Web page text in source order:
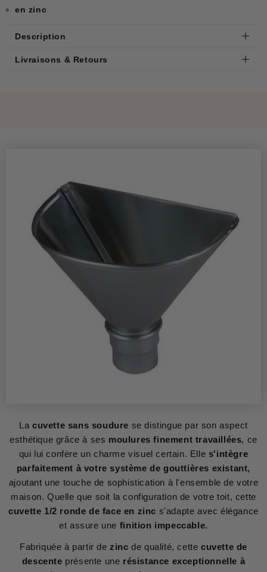
en zinc
Description
Livraisons & Retours
La cuvette sans soudure se distingue par son aspect
esthétique grâce à ses moulures finement travaillées, ce
qui lui confère un charme visuel certain. Elle s'intègre
parfaitement à votre système de gouttières existant,
ajoutant une touche de sophistication à l'ensemble de votre
maison. Quelle que soit la configuration de votre toit, cette
cuvette 1/2 ronde de face en zinc s'adapte avec élégance
et assure une finition impeccable.
Fabriquée à partir dezinc de qualité, cette cuvette de
descente présente une résistance exceptionnelle à